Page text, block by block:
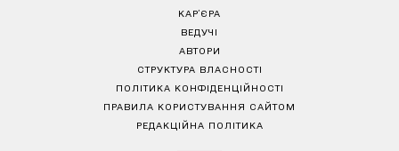
КАР’ЄРА
ВЕДУЧІ
АВТОРИ
СТРУКТУРА ВЛАСНОСТІ
ПОЛІТИКА КОНФІДЕНЦІЙНОСТІ
ПРАВИЛА КОРИСТУВАННЯ САЙТОМ
РЕДАКЦІЙНА ПОЛІТИКА